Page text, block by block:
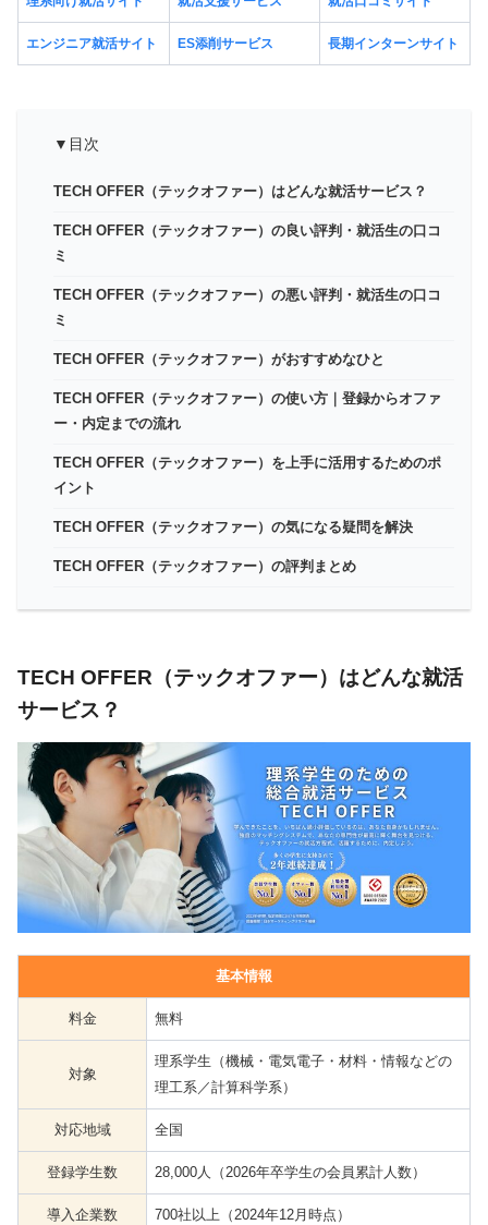
エンジニア就活サイト ES添削サービス 長期インターンサイト
▼目次
TECH OFFER（テックオファー）はどんな就活サービス？
TECH OFFER（テックオファー）の良い評判・就活生の口コ
ミ
TECH OFFER（テックオファー）の悪い評判・就活生の口コ
ミ
TECH OFFER（テックオファー）がおすすめなひと
TECH OFFER（テックオファー）の使い方｜登録からオファ
ー・内定までの流れ
TECH OFFER（テックオファー）を上手に活用するためのポ
イント
TECH OFFER（テックオファー）の気になる疑問を解決
TECH OFFER（テックオファー）の評判まとめ
TECH OFFER（テックオファー）はどんな就活
サービス？
基本情報
料金 無料
対象
理系学生（機械・電気電子・材料・情報などの
理工系／計算科学系）
対応地域 全国
登録学生数 28,000人（2026年卒学生の会員累計人数）
導入企業数 700社以上（2024年12月時点）